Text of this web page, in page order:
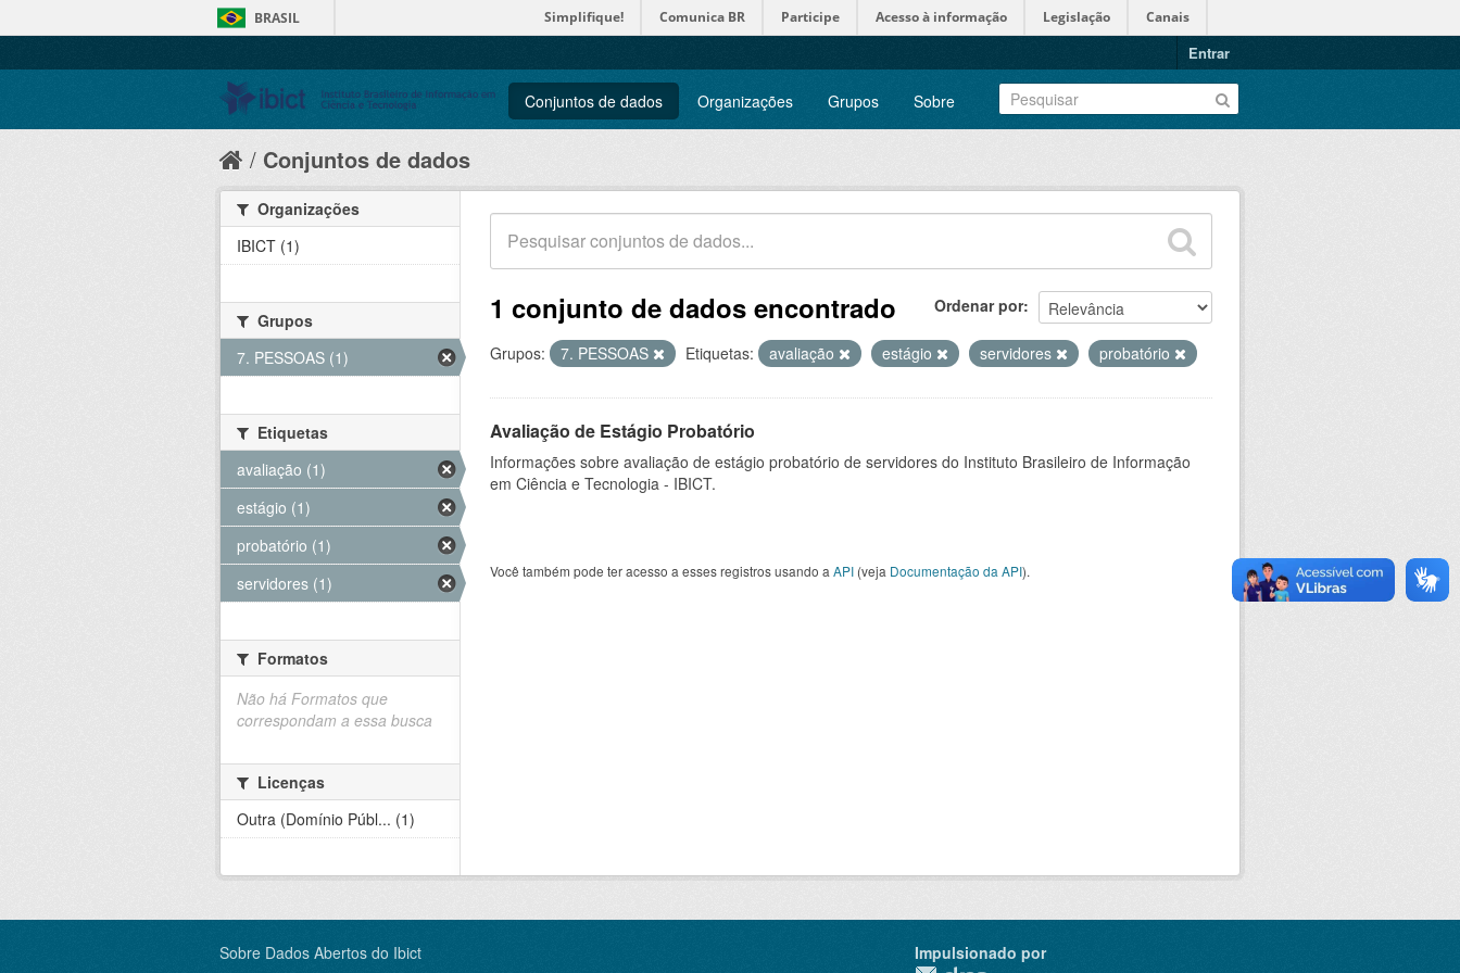
BRASIL Simplifique! Comunica BR Participe Acesso à informação Legislação Canais
Entrar
Conjuntos de dados Organizações Grupos Sobre
Conjuntos de dados
Ordenar por
1 conjunto de dados encontrado
Grupos: 7. PESSOAS Etiquetas: avaliação estágio servidores probatório
Avaliação de Estágio Probatório
Informações sobre avaliação de estágio probatório de servidores do Instituto Brasileiro de Informação
em Ciência e Tecnologia - IBICT.
Você também pode ter acesso a esses registros usando a API (veja Documentação da API).
Organizações
IBICT (1)
Grupos
7. PESSOAS (1)
Etiquetas
avaliação (1)
estágio (1)
probatório (1)
servidores (1)
Formatos
Não há Formatos que
correspondam a essa busca
Licenças
Outra (Domínio Públ... (1)
Sobre Dados Abertos do Ibict
Impulsionado por